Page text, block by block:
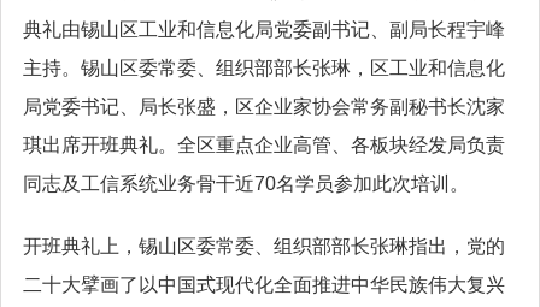
典礼由锡山区工业和信息化局党委副书记、副局长程宇峰
主持。锡山区委常委、组织部部长张琳，区工业和信息化
局党委书记、局长张盛，区企业家协会常务副秘书长沈家
琪出席开班典礼。全区重点企业高管、各板块经发局负责
同志及工信系统业务骨干近70名学员参加此次培训。
开班典礼上，锡山区委常委、组织部部长张琳指出，党的
二十大擘画了以中国式现代化全面推进中华民族伟大复兴